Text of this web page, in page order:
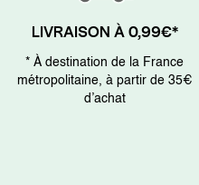
LIVRAISON À 0,99€*
* À destination de la France
métropolitaine, à partir de 35€
d’achat